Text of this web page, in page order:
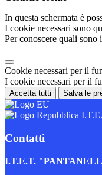
In questa schermata è
I cookie necessari sono
Per conoscere quali sono
Cookie necessari per il
I cookie necessari per il
Accetta tutti Salva le
Contatti
I.T.E.T.